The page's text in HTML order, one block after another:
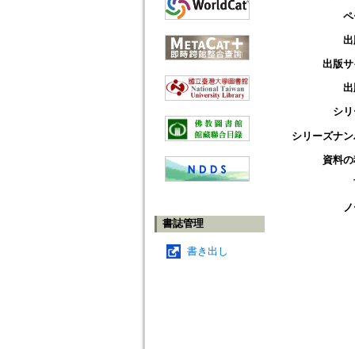
書誌管理
書き出し
出版
シ
シリーズナ
資料